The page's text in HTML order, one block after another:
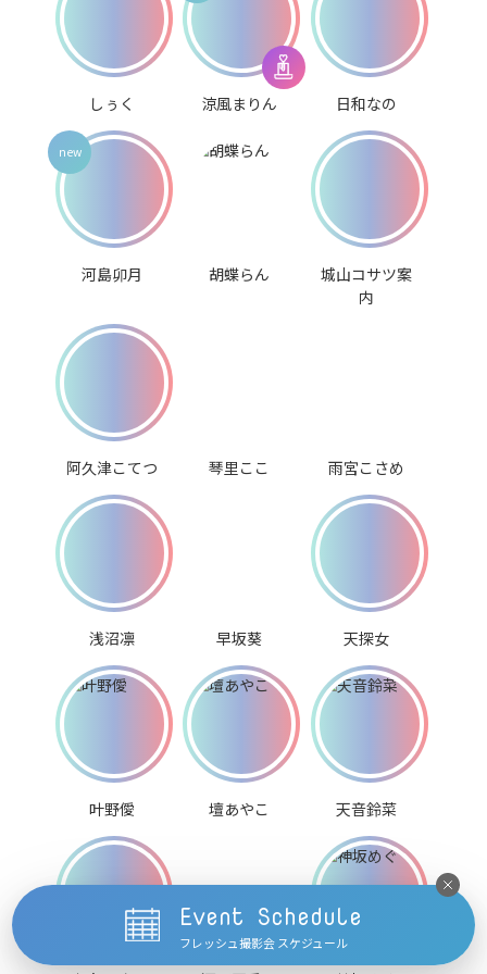
しぅく 涼風まりん 日和なの
河島卯月 胡蝶らん
城山コサツ案
内
阿久津こてつ 琴里ここ 雨宮こさめ
浅沼凛 早坂葵 天探女
叶野僾 壇あやこ 天音鈴菜
Event Schedule
フレッシュ撮影会 スケジュール